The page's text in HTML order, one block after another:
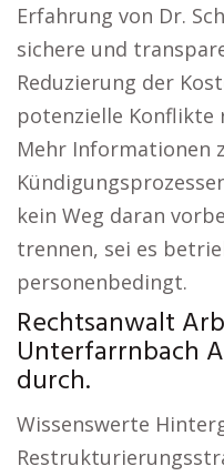
Erfahrung von Dr.
sichere und
Reduzierung der
potenzielle Konflikte
Mehr Informationen
kein Weg daran
trennen, sei es
personenbedingt.
Rechtsanwalt
Unterfarrnbach
durch.
Wissenswerte